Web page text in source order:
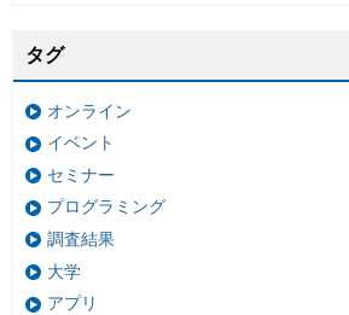
タグ
オンライン
イベント
セミナー
プログラミング
調査結果
大学
アプリ